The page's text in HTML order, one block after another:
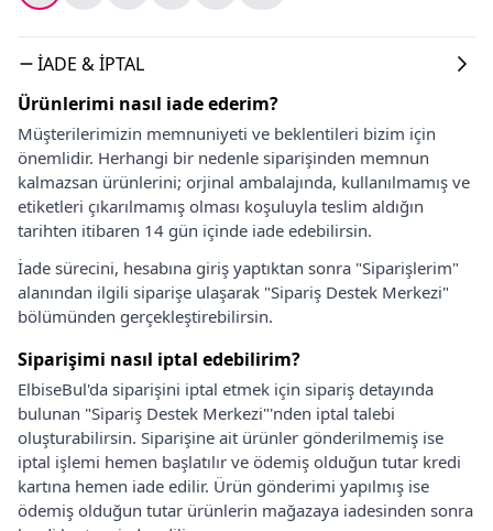
İADE & İPTAL
Ürünlerimi nasıl iade ederim?
Müşterilerimizin memnuniyeti ve beklentileri bizim için
önemlidir. Herhangi bir nedenle siparişinden memnun
kalmazsan ürünlerini; orjinal ambalajında, kullanılmamış ve
etiketleri çıkarılmamış olması koşuluyla teslim aldığın
tarihten itibaren 14 gün içinde iade edebilirsin.
İade sürecini, hesabına giriş yaptıktan sonra "Siparişlerim"
alanından ilgili siparişe ulaşarak "Sipariş Destek Merkezi"
bölümünden gerçekleştirebilirsin.
Siparişimi nasıl iptal edebilirim?
ElbiseBul'da siparişini iptal etmek için sipariş detayında
bulunan "Sipariş Destek Merkezi"'nden iptal talebi
oluşturabilirsin. Siparişine ait ürünler gönderilmemiş ise
iptal işlemi hemen başlatılır ve ödemiş olduğun tutar kredi
kartına hemen iade edilir. Ürün gönderimi yapılmış ise
ödemiş olduğun tutar ürünlerin mağazaya iadesinden sonra